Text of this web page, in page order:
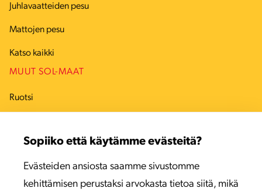
Sopiiko että käytämme evästeitä?
Evästeiden ansiosta saamme sivustomme
kehittämisen perustaksi arvokasta tietoa siitä, mikä
Juhlavaatteiden pesu
Mattojen pesu
Katso kaikki
MUUT SOL-MAAT
Ruotsi
Viro
Latvia